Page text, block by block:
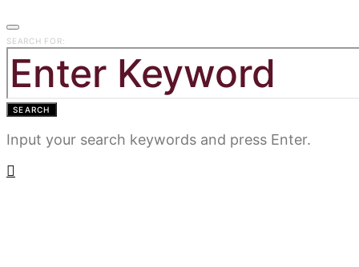
SEARCH FOR:
SEARCH
Input your search keywords and press Enter.